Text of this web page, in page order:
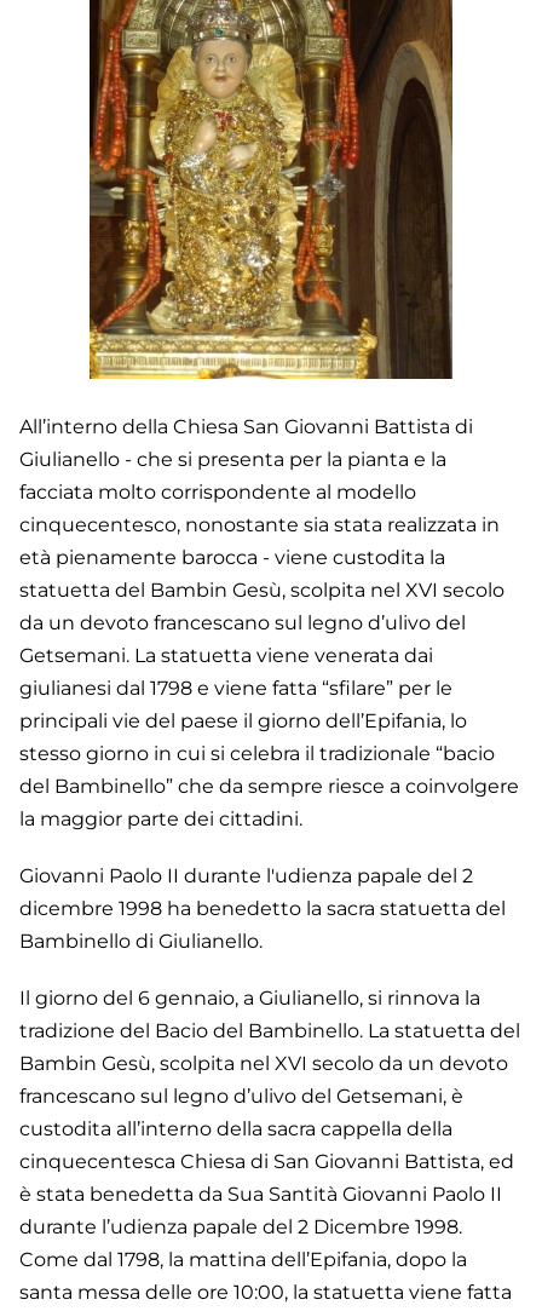
All’interno della Chiesa San Giovanni Battista di
Giulianello - che si presenta per la pianta e la
facciata molto corrispondente al modello
cinquecentesco, nonostante sia stata realizzata in
età pienamente barocca - viene custodita la
statuetta del Bambin Gesù, scolpita nel XVI secolo
da un devoto francescano sul legno d’ulivo del
Getsemani. La statuetta viene venerata dai
giulianesi dal 1798 e viene fatta “sfilare” per le
principali vie del paese il giorno dell’Epifania, lo
stesso giorno in cui si celebra il tradizionale “bacio
del Bambinello” che da sempre riesce a coinvolgere
la maggior parte dei cittadini.
Giovanni Paolo II durante l'udienza papale del 2
dicembre 1998 ha benedetto la sacra statuetta del
Bambinello di Giulianello.
Il giorno del 6 gennaio, a Giulianello, si rinnova la
tradizione del Bacio del Bambinello. La statuetta del
Bambin Gesù, scolpita nel XVI secolo da un devoto
francescano sul legno d’ulivo del Getsemani, è
custodita all’interno della sacra cappella della
cinquecentesca Chiesa di San Giovanni Battista, ed
è stata benedetta da Sua Santità Giovanni Paolo II
durante l’udienza papale del 2 Dicembre 1998.
Come dal 1798, la mattina dell’Epifania, dopo la
santa messa delle ore 10:00, la statuetta viene fatta